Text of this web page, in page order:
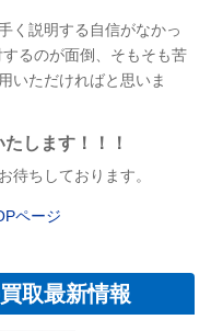
く説明する自信がなかっ
るのが面倒、そもそも苦
いただければと思いま
します！！！
待ちしております。
ページ
取最新情報